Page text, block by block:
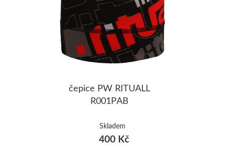
čepice PW RITUALL
R001PAB
Skladem
400 Kč